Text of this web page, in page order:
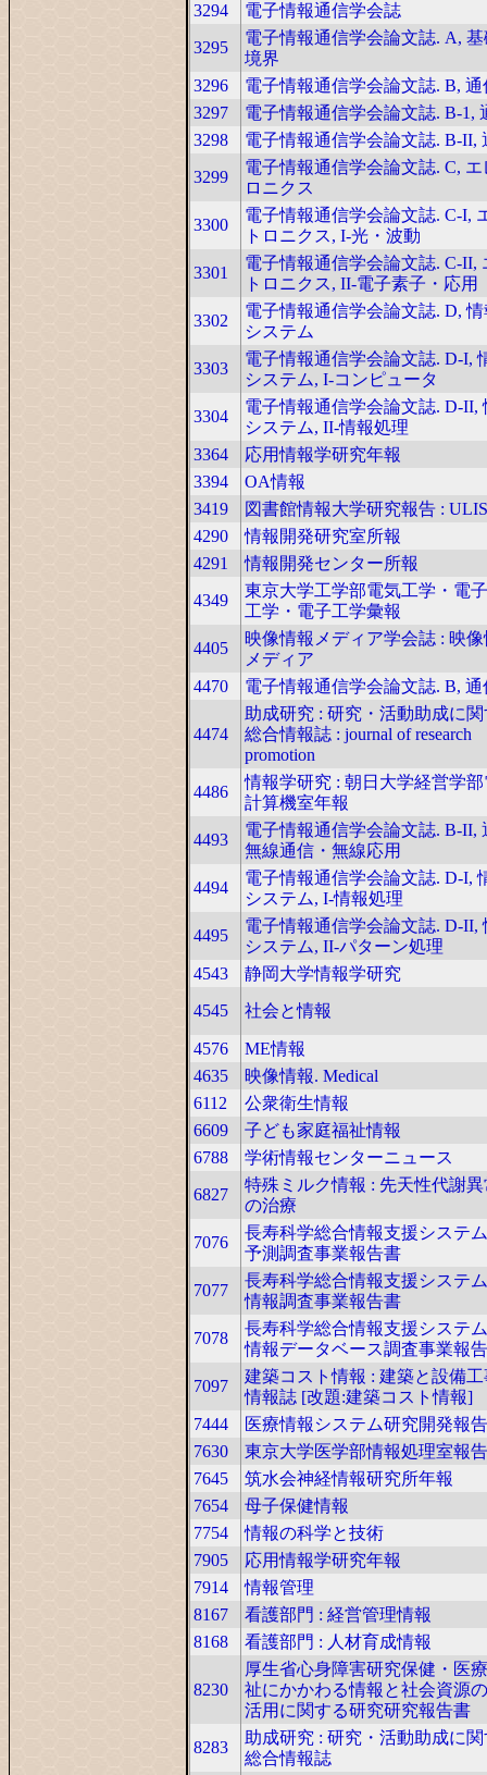
3294
電子情報通信学会誌
3295
電子情報通信学会論文誌. A,
境界
3296
電子情報通信学会論文誌. B, 通
3297
電子情報通信学会論文誌. B-1,
3298
電子情報通信学会論文誌. B-II,
3299
電子情報通信学会論文誌. C,
ロニクス
3300
電子情報通信学会論文誌. C-I,
トロニクス, I-光・波動
3301
電子情報通信学会論文誌. C-II,
トロニクス, II-電子素子・応用
3302
電子情報通信学会論文誌. D,
システム
3303
電子情報通信学会論文誌. D-I,
システム, I-コンピュータ
3304
電子情報通信学会論文誌. D-II,
システム, II-情報処理
3364
応用情報学研究年報
3394
OA情報
3419
図書館情報大学研究報告 : ULIS
4290
情報開発研究室所報
4291
情報開発センター所報
4349
東京大学工学部電気工学・電
工学・電子工学彙報
4405
映像情報メディア学会誌 : 映
メディア
4470
電子情報通信学会論文誌. B, 通
4474
助成研究 : 研究・活動助成に
総合情報誌 : journal of research
promotion
4486
情報学研究 : 朝日大学経営学
計算機室年報
4493
電子情報通信学会論文誌. B-II,
無線通信・無線応用
4494
電子情報通信学会論文誌. D-I,
システム, I-情報処理
4495
電子情報通信学会論文誌. D-II,
システム, II-パターン処理
4543
静岡大学情報学研究
4545
社会と情報
4576
ME情報
4635
映像情報. Medical
6112
公衆衛生情報
6609
子ども家庭福祉情報
6788
学術情報センターニュース
6827
特殊ミルク情報 : 先天性代謝
の治療
7076
長寿科学総合情報支援システ
予測調査事業報告書
7077
長寿科学総合情報支援システ
情報調査事業報告書
7078
長寿科学総合情報支援システ
情報データベース調査事業報
7097
建築コスト情報 : 建築と設備
情報誌 [改題:建築コスト情報]
7444
医療情報システム研究開発報
7630
東京大学医学部情報処理室報
7645
筑水会神経情報研究所年報
7654
母子保健情報
7754
情報の科学と技術
7905
応用情報学研究年報
7914
情報管理
8167
看護部門 : 経営管理情報
8168
看護部門 : 人材育成情報
8230
厚生省心身障害研究保健・医
祉にかかわる情報と社会資源
活用に関する研究研究報告書
8283
助成研究 : 研究・活動助成に
総合情報誌